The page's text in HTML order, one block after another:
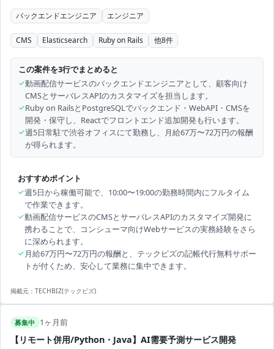
バックエンドエンジニア エンジニア
CMS Elasticsearch Ruby on Rails 他8件
この案件を3行でまとめると
✓動画配信サービスのバックエンドエンジニアとして、顧客向け
CMSとサーバレスAPIのカスタマイズを担当します。
✓Ruby on RailsとPostgreSQLでバックエンド・WebAPI・CMSを
開発・保守し、Reactでフロントエンド追加開発も行います。
✓週5日常駐で渋谷オフィスにて勤務し、月給67万〜72万円の報酬
が得られます。
おすすめポイント
✓週5日から稼働可能で、10:00〜19:00の勤務時間内にフルタイム
で作業できます。
✓動画配信サービスのCMSとサーバレスAPIのカスタマイズ開発に
携わることで、コンシューマ向けWebサービスの実務経験をさら
に深められます。
✓月給67万円〜72万円の報酬と、テックビズの記帳代行無料サポー
トが付くため、安心して業務に集中できます。
掲載元： TECHBIZ(テックビズ)
募集中 1ヶ月前
【リモート併用/Python・Java】AI需要予測サービス開発